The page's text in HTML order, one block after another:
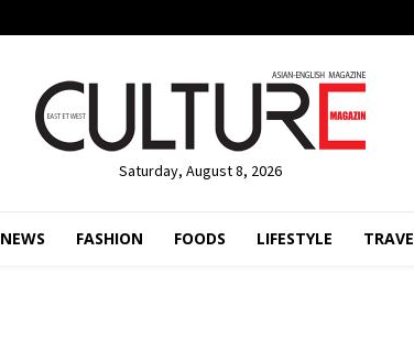
Saturday, August 8, 2026
NEWS FASHION FOODS LIFESTYLE